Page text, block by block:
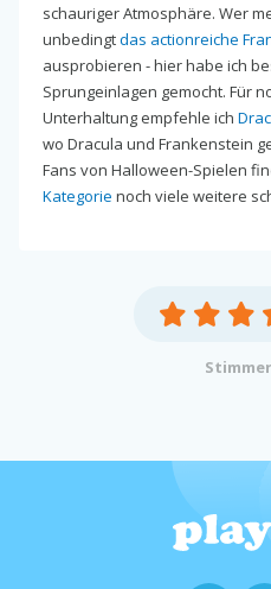
schauriger Atmosphäre. Wer
unbedingtdas actionreiche
ausprobieren - hier habe ich
Sprungeinlagen gemocht. Für
Unterhaltung empfehle ich
wo Dracula und Frankenstein
Fans von Halloween-Spielen
Kategorie noch viele weitere